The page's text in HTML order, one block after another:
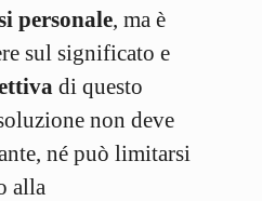
personale, ma è
sul significato e
di questo
non deve
né può limitarsi
alla